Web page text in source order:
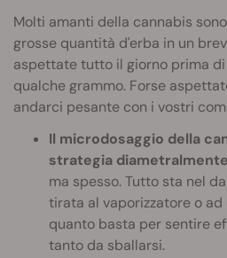
Molti amanti della cannabis
grosse quantità d'erba in un
aspettate tutto il giorno prima
qualche grammo. Forse
andarci pesante con i vostri
Il microdosaggio della
strategia
ma spesso. Tutto sta nel
tirata al vaporizzatore o
quanto basta per sentire
tanto da sballarsi.